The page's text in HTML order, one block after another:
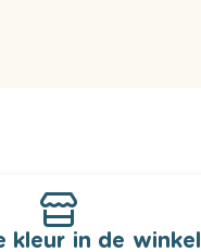
kleur in de winkel